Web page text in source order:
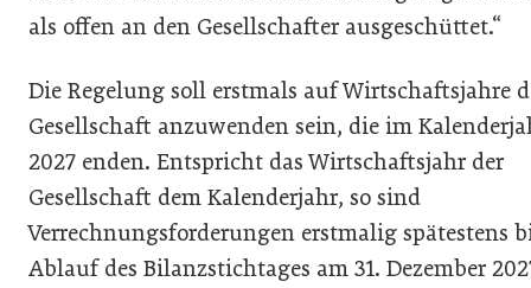
als offen an den Gesellschafter ausgeschüttet.“
Die Regelung soll erstmals auf Wirtschaftsjahre
Gesellschaft anzuwenden sein, die im
2027 enden. Entspricht das Wirtschaftsjahr der
Gesellschaft dem Kalenderjahr, so sind
Verrechnungsforderungen erstmalig spätestens
Ablauf des Bilanzstichtages am 31. Dezember